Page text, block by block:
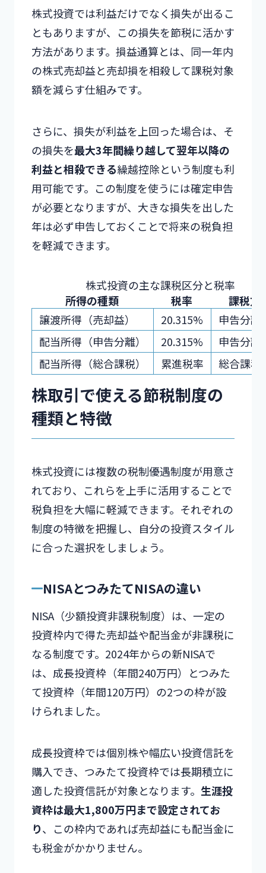
株式投資では利益だけでなく損失が出るこ
ともありますが、この損失を節税に活かす
方法があります。損益通算とは、同一年内
の株式売却益と売却損を相殺して課税対象
額を減らす仕組みです。
さらに、損失が利益を上回った場合は、そ
の損失を最大3年間繰り越して翌年以降の
利益と相殺できる繰越控除という制度も利
用可能です。この制度を使うには確定申告
が必要となりますが、大きな損失を出した
年は必ず申告しておくことで将来の税負担
を軽減できます。
株式投資の主な課税区分と税率
所得の種類
税率
課税方
譲渡所得（売却益）
20.315%
申告分離
配当所得（申告分離）
20.315%
申告分離
配当所得（総合課税）
累進税率 総合課税
株取引で使える節税制度の
種類と特徴
株式投資には複数の税制優遇制度が用意さ
れており、これらを上手に活用することで
税負担を大幅に軽減できます。それぞれの
制度の特徴を把握し、自分の投資スタイル
に合った選択をしましょう。
NISAとつみたてNISAの違い
NISA（少額投資非課税制度）は、一定の
投資枠内で得た売却益や配当金が非課税に
なる制度です。2024年からの新NISAで
は、成長投資枠（年間240万円）とつみた
て投資枠（年間120万円）の2つの枠が設
けられました。
成長投資枠では個別株や幅広い投資信託を
購入でき、つみたて投資枠では長期積立に
適した投資信託が対象となります。 生涯投
資枠は最大1,800万円まで設定されてお
り、この枠内であれば売却益にも配当金に
も税金がかかりません。